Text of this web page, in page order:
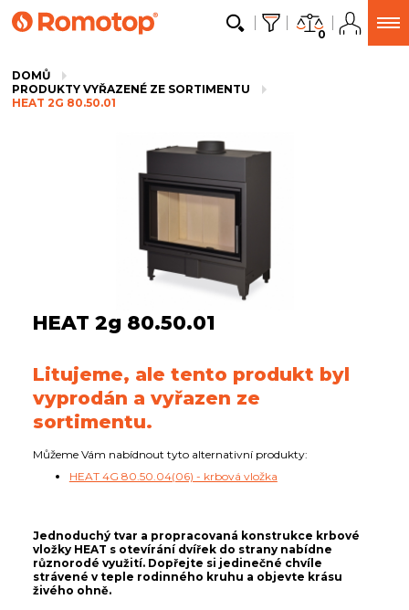
0
DOMŮ
PRODUKTY VYŘAZENÉ ZE SORTIMENTU
HEAT 2G 80.50.01
HEAT 2g 80.50.01
Litujeme, ale tento produkt byl
vyprodán a vyřazen ze
sortimentu.
Můžeme Vám nabídnout tyto alternativní produkty:
HEAT 4G 80.50.04(06) - krbová vložka
Jednoduchý tvar a propracovaná konstrukce krbové
vložky HEAT s otevírání dvířek do strany nabídne
různorodé využití. Dopřejte si jedinečné chvíle
strávené v teple rodinného kruhu a objevte krásu
živého ohně.